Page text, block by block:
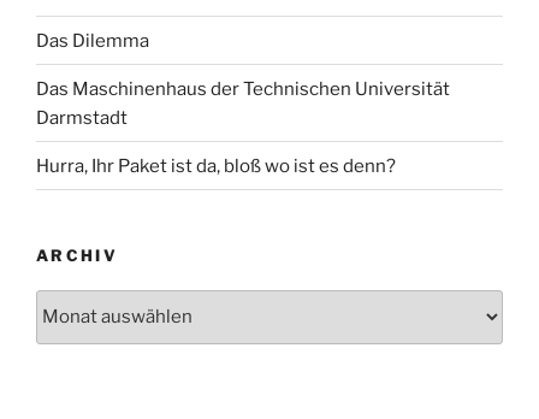
Das Dilemma
Das Maschinenhaus der Technischen Universität
Darmstadt
Hurra, Ihr Paket ist da, bloß wo ist es denn?
ARCHIV